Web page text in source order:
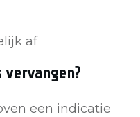
af
vervangen?
een indicatie